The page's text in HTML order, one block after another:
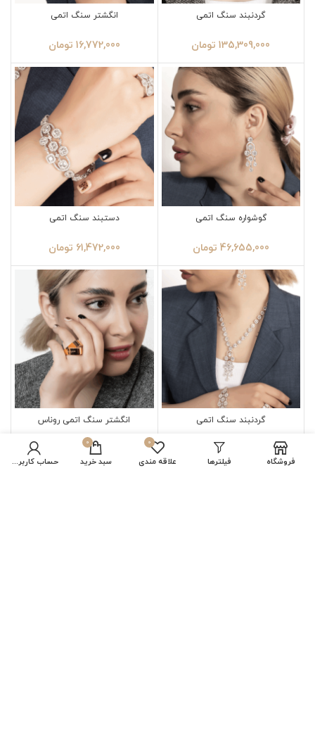
گردنبند سنگ اتمی
135,309,000 تومان
انگشتر سنگ اتمی
16,772,000 تومان
گوشواره سنگ اتمی
46,655,000 تومان
دستبند سنگ اتمی
61,472,000 تومان
گردنبند سنگ اتمی
133,035,000
انگشتر سنگ اتمی روناس
42,571,000
فروشگاه فیلترها
0
علاقه مندی
0
سبد خرید حساب کاربری من